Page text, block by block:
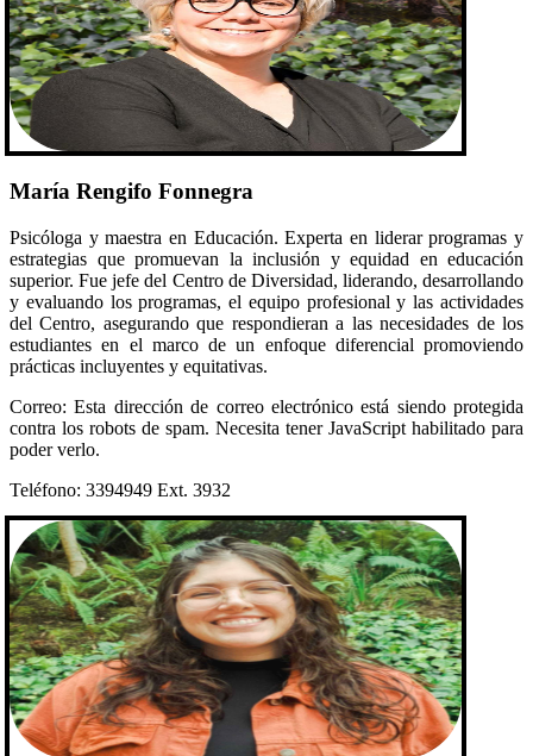
María Rengifo Fonnegra
Psicóloga y maestra en Educación. Experta en liderar programas y
estrategias que promuevan la inclusión y equidad en educación
superior. Fue jefe del Centro de Diversidad, liderando, desarrollando
y evaluando los programas, el equipo profesional y las actividades
del Centro, asegurando que respondieran a las necesidades de los
estudiantes en el marco de un enfoque diferencial promoviendo
prácticas incluyentes y equitativas.
Correo:Esta dirección de correo electrónico está siendo protegida
contra los robots de spam. Necesita tener JavaScript habilitado para
poder verlo.
Teléfono: 3394949 Ext. 3932